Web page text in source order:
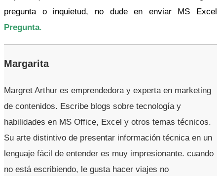
pregunta o inquietud, no dude en enviar MS Excel
Pregunta.
Margarita
Margret Arthur es emprendedora y experta en marketing
de contenidos. Escribe blogs sobre tecnología y
habilidades en MS Office, Excel y otros temas técnicos.
Su arte distintivo de presentar información técnica en un
lenguaje fácil de entender es muy impresionante. cuando
no está escribiendo, le gusta hacer viajes no